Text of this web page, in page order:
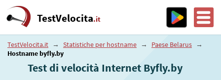
TestVelocita.it
TestVelocita.it → Statistiche per hostname → Paese Belarus →
Hostname byfly.by
Test di velocità Internet Byfly.by